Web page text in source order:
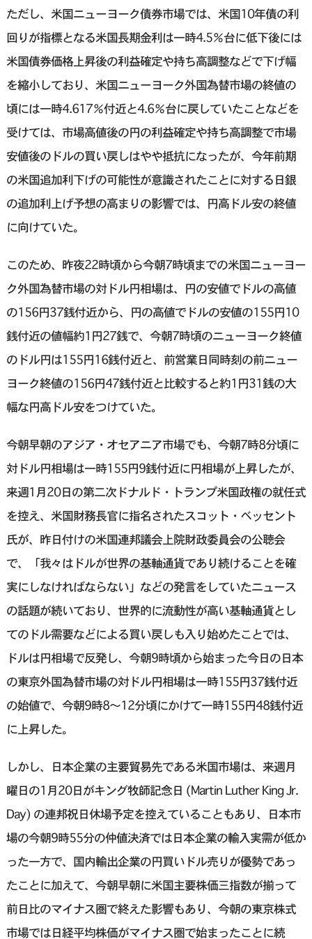
ただし、米国ニューヨーク債券市場では、米国10年債の利
回りが指標となる米国長期金利は一時4.5％台に低下後には
米国債券価格上昇後の利益確定や持ち高調整などで下げ幅
を縮小しており、米国ニューヨーク外国為替市場の終値の
頃には一時4.617％付近と4.6％台に戻していたことなどを
受けては、市場高値後の円の利益確定や持ち高調整で市場
安値後のドルの買い戻しはやや抵抗になったが、今年前期
の米国追加利下げの可能性が意識されたことに対する日銀
の追加利上げ予想の高まりの影響では、円高ドル安の終値
に向けていた。
このため、昨夜22時頃から今朝7時頃までの米国ニューヨー
ク外国為替市場の対ドル円相場は、円の安値でドルの高値
の156円37銭付近から、円の高値でドルの安値の155円10
銭付近の値幅約1円27銭で、今朝7時頃のニューヨーク終値
のドル円は155円16銭付近と、前営業日同時刻の前ニュー
ヨーク終値の156円47銭付近と比較すると約1円31銭の大
幅な円高ドル安をつけていた。
今朝早朝のアジア・オセアニア市場でも、今朝7時8分頃に
対ドル円相場は一時155円9銭付近に円相場が上昇したが、
来週1月20日の第二次ドナルド・トランプ米国政権の就任式
を控え、米国財務長官に指名されたスコット・ベッセント
氏が、昨日付けの米国連邦議会上院財政委員会の公聴会
で、「我々はドルが世界の基軸通貨であり続けることを確
実にしなければならない」などの発言をしていたニュース
の話題が続いており、世界的に流動性が高い基軸通貨とし
てのドル需要などによる買い戻しも入り始めたことでは、
ドルは円相場で反発し、今朝9時頃から始まった今日の日本
の東京外国為替市場の対ドル円相場は一時155円37銭付近
の始値で、今朝9時8〜12分頃にかけて一時155円48銭付近
に上昇した。
しかし、日本企業の主要貿易先である米国市場は、来週月
曜日の1月20日がキング牧師記念日 (Martin Luther King Jr.
Day) の連邦祝日休場予定を控えていることもあり、日本市
場の今朝9時55分の仲値決済では日本企業の輸入実需が低か
った一方で、国内輸出企業の円買いドル売りが優勢であっ
たことに加えて、今朝早朝に米国主要株価三指数が揃って
前日比のマイナス圏で終えた影響もあり、今朝の東京株式
市場では日経平均株価がマイナス圏で始まったことに続